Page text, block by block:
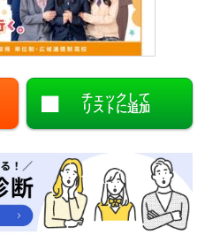
九州・沖縄
閉じる
チェックして
リストに追加